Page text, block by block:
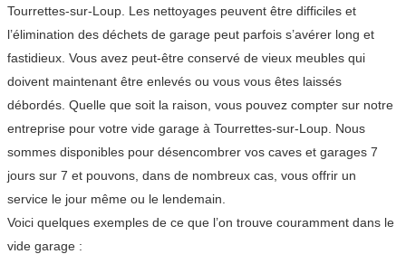
Tourrettes-sur-Loup. Les nettoyages peuvent être difficiles et
l’élimination des déchets de garage peut parfois s’avérer long et
fastidieux. Vous avez peut-être conservé de vieux meubles qui
doivent maintenant être enlevés ou vous vous êtes laissés
débordés. Quelle que soit la raison, vous pouvez compter sur notre
entreprise pour votre vide garage à Tourrettes-sur-Loup. Nous
sommes disponibles pour désencombrer vos caves et garages 7
jours sur 7 et pouvons, dans de nombreux cas, vous offrir un
service le jour même ou le lendemain.
Voici quelques exemples de ce que l’on trouve couramment dans le
vide garage :